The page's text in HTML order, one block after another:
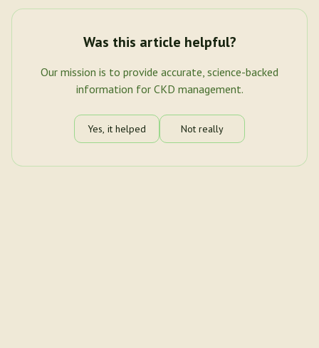
Was this article helpful?
Our mission is to provide accurate, science-backed
information for CKD management.
Yes, it helped Not really